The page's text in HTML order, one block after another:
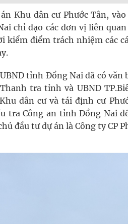
Khu dân cư Phước Tân,
chỉ đạo các đơn vị liên
kiểm điểm trách nhiệm các
tỉnh Đồng Nai đã có
tra tỉnh và UBND
dân cư và tái định cư
tra Công an tỉnh Đồng Nai
đầu tư dự án là Công ty CP